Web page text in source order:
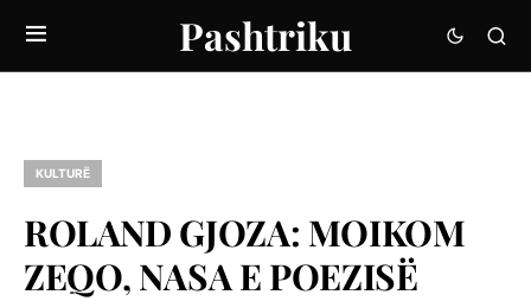
Pashtriku
KULTURË
ROLAND GJOZA: MOIKOM
ZEQO, NASA E POEZISË